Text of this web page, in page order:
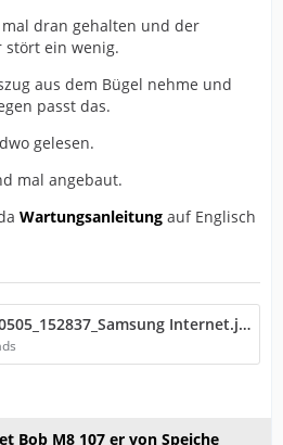
dran gehalten und der
stört ein wenig.
aus dem Bügel nehme und
passt das.
gelesen.
mal angebaut.
Wartungsanleitung auf Englisch
Screenshot_20240505_152837_Samsung Internet.jpg
Bob M8 107 er von Speiche